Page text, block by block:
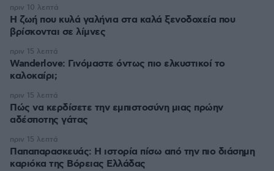
Η ζωή που κυλά γαλήνια στα καλά ξενοδοχεία που
βρίσκονται σε λίμνες
πριν 10 λεπτά
Wanderlove: Γινόμαστε όντως πιο ελκυστικοί το
καλοκαίρι;
πριν 15 λεπτά
Πώς να κερδίσετε την εμπιστοσύνη μιας πρώην
αδέσποτης γάτας
πριν 15 λεπτά
Παπαπαρασκευάς: Η ιστορία πίσω από την πιο διάσημη
καριόκα της Βόρειας Ελλάδας
πριν 15 λεπτά